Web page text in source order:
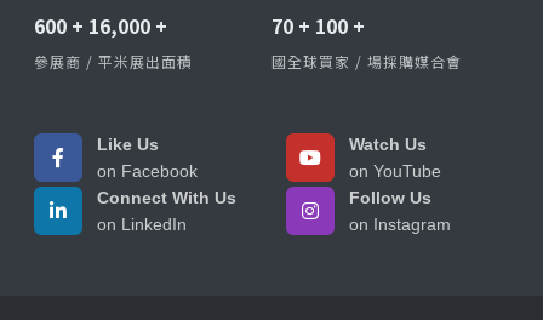
600 + 16,000 +
參展商 / 平米展出面積
70 + 100 +
國全球買家 / 場採購媒合會
Like Us
on Facebook
Watch Us
on YouTube
Connect With Us
on LinkedIn
Follow Us
on Instagram